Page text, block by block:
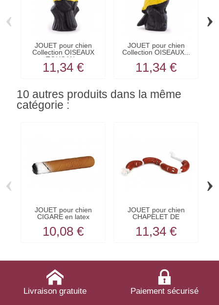
JOUET pour chien
Collection OISEAUX
TOUCAN...
11,34 €
JOUET pour chien
Collection OISEAUX...
11,34 €
‹ ›
10 autres produits dans la même
catégorie :
JOUET pour chien
CIGARE en latex
10,08 €
JOUET pour chien
CHAPELET DE
11,34 €
‹ ›
Livraison gratuite Paiement sécurisé